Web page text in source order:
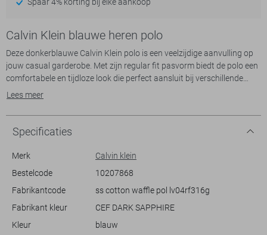
Calvin Klein blauwe heren polo
Deze donkerblauwe Calvin Klein polo is een veelzijdige aanvulling op
jouw casual garderobe. Met zijn regular fit pasvorm biedt de polo een
comfortabele en tijdloze look die perfect aansluit bij verschillende
gelegenheden. De subtiele structuur in de stof geeft een extra
knoopsluiting een klassieke touch toevoegen. Gemaakt van 100%
katoen, voelt de stof zacht aan op de huid en is het ideaal voor
lenteavonden of informele bijeenkomsten.
bijeenkomst, deze polo past altijd. Combineer hem met een jeans voor
een moeiteloze, stijlvolle uitstraling. De korte mouwen en normale
lengte zorgen ervoor dat je bewegingsvrijheid hebt en overal goed
SAPPHIRE kleurstelling maakt het makkelijk om te combineren met
Lees meer
Specificaties
Merk
Calvin klein
Bestelcode
10207868
Fabrikantcode
ss cotton waffle pol lv04rf316g
Fabrikant kleur
CEF DARK SAPPHIRE
Kleur
blauw